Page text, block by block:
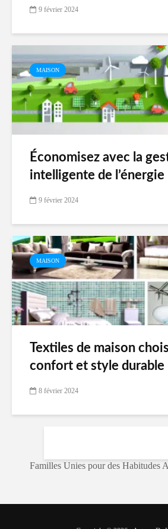
9 février 2024
MAISON
Économisez avec la
intelligente de l’énergie
9 février 2024
MAISON
Textiles de maison
confort et style durable
8 février 2024
Familles Unies pour des Habitudes